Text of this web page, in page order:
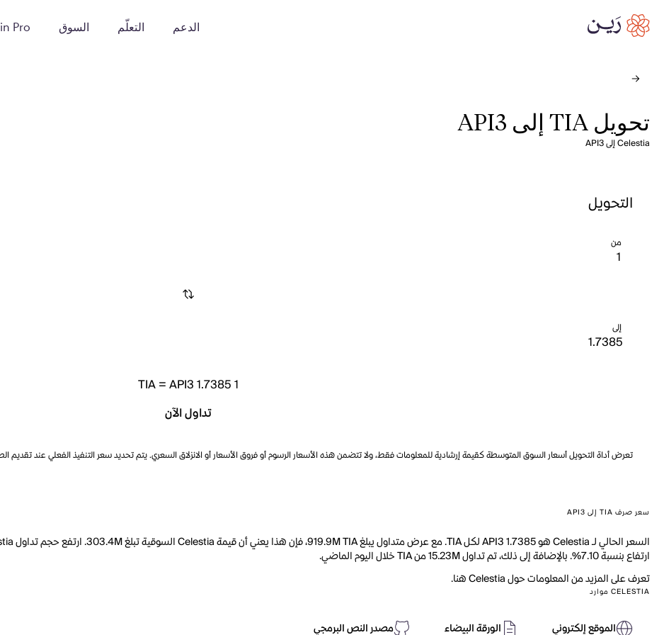
الدعم التعلّم السوق Pro
تحويل TIA إلى API3
Celestia إلى API3
التحويل
من
إلى
1
TIA=API3 1.7385
تداول الآن
تعرض أداة التحويل أسعار السوق المتوسطة كقيمة إرشادية للمعلومات فقط، ولا تتضمن هذه الأسعار الرسوم أو فروق الأسعار أو الانزلاق السعري. يتم تحديد سعر التنفيذ الفعلي عند تقديم
سعر صرف TIA إلى API3
ارتفاع بنسبة 7.10%. بالإضافة إلى ذلك، تم تداول 15.23M من TIA خلال اليوم الماضي.
تعرف على المزيد من المعلومات حول Celestia هنا.
CELESTIA موارد
الموقع إلكتروني الورقة البيضاء مصدر النص البرمجي